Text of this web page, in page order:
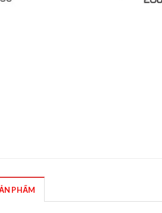
PHẨM